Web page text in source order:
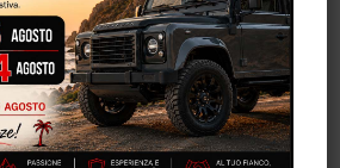
telecomandata
elettronico